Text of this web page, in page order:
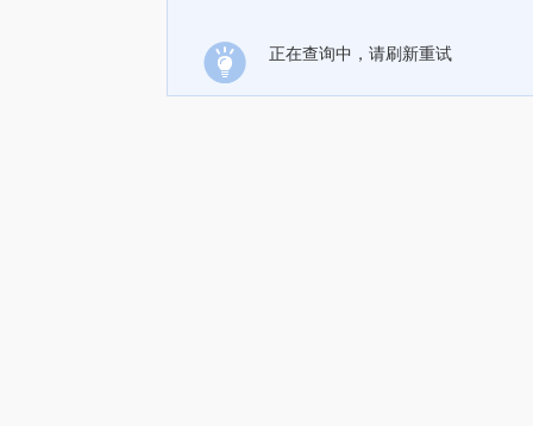
正在查询中，请刷新重试